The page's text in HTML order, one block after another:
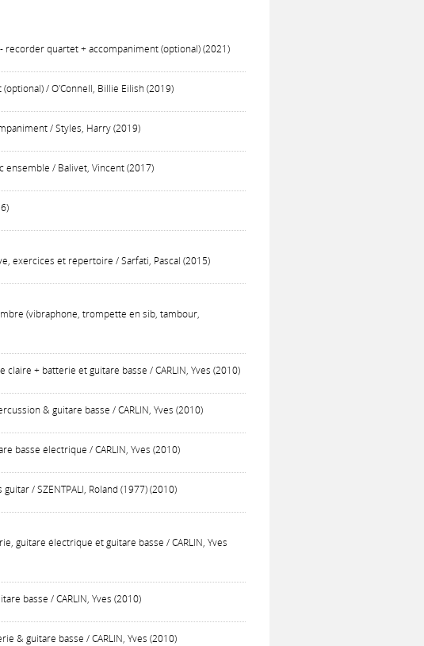
quartet + accompaniment (optional) (2021)
/ O'Connell, Billie Eilish (2019)
/ Styles, Harry (2019)
/ Balivet, Vincent (2017)
exercices et répertoire / Sarfati, Pascal (2015)
(vibraphone, trompette en sib, tambour,
+ batterie et guitare basse / CARLIN, Yves (2010)
& guitare basse / CARLIN, Yves (2010)
basse électrique / CARLIN, Yves (2010)
/ SZENTPALI, Roland (1977) (2010)
guitare électrique et guitare basse / CARLIN, Yves
basse / CARLIN, Yves (2010)
& guitare basse / CARLIN, Yves (2010)